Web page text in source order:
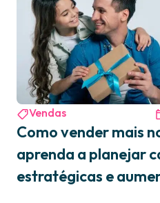
Vendas
Como vender mais
aprenda a planejar
estratégicas e